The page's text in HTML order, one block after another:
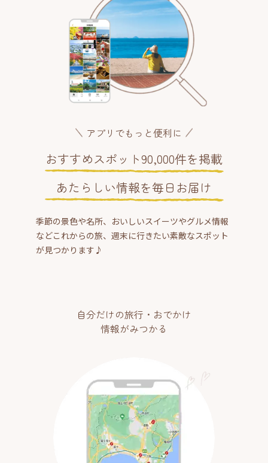
アプリでもっと便利に
おすすめスポット90,000件を掲載
あたらしい情報を毎日お届け
季節の景色や名所、おいしいスイーツやグルメ情報
などこれからの旅、週末に行きたい素敵なスポット
が見つかります♪
自分だけの旅行・おでかけ
情報がみつかる